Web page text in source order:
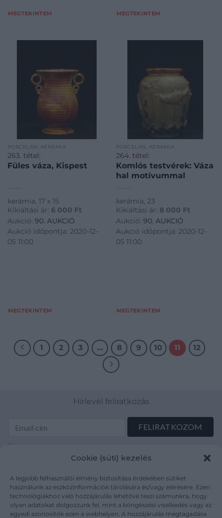
Cookie (süti) kezelés
A legjobb felhasználói élmény biztosítása érdekében sütiket
használunk az eszközinformációk tárolására és/vagy elérésére. Ezen
technológiákhoz való hozzájárulás lehetővé teszi számunkra, hogy
olyan adatokat dolgozzunk fel, mint a böngészési viselkedés vagy az
egyedi azonosítók ezen a webhelyen. A hozzájárulás megtagadása
MEGTEKINTEM MEGTEKINTEM
PORCELÁN, KERÁMIA
263. tétel:
Füles váza, Kispest
kerámia, 17 x 15
Kikiáltási ár: 6 000 Ft
Aukció: 90. AUKCIÓ
Aukció időpontja: 2020-12-
05 11:00
MEGTEKINTEM
PORCELÁN, KERÁMIA
264. tétel:
Komlós testvérek: Váza
hal motívummal
kerámia, 23
Kikiáltási ár: 8 000 Ft
Aukció: 90. AUKCIÓ
Aukció időpontja: 2020-12-
05 11:00
MEGTEKINTEM
1 2 3 … 8 9 10 11 12
Hírlevél feliratkozás
mutargy.com/adatkezelesi-tajekoztato/
Rólunk
Médiaajánlat
Karrier
Áraink
ÁSZF
Adatvédelem